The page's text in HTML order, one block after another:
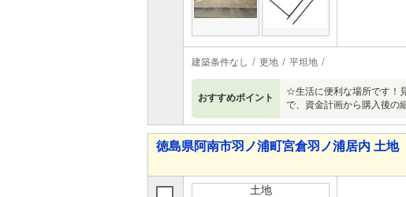
建築条件なし 更地 平坦地
おすすめポイント
☆生活に便利な場所です！
で、資金計画から購入後の
徳島県阿南市羽ノ浦町宮倉羽ノ浦居内 土地
土地